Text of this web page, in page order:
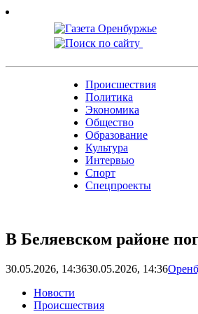
Skip
Происшествия
Политика
Экономика
Общество
Образование
Культура
Интервью
Спорт
Спецпроекты
В Беляевском районе
30.05.2026, 14:3630.05.2026, 14:36
Новости
Происшествия